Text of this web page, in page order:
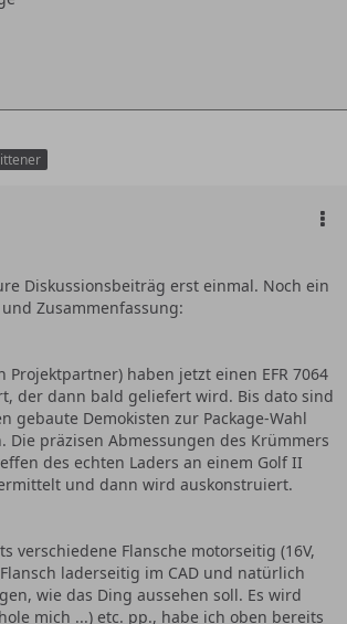
Diskussionsbeiträg erst einmal. Noch ein
Zusammenfassung:
Projektpartner) haben jetzt einen EFR 7064
der dann bald geliefert wird. Bis dato sind
gebaute Demokisten zur Package-Wahl
Die präzisen Abmessungen des Krümmers
des echten Laders an einem Golf II
und dann wird auskonstruiert.
verschiedene Flansche motorseitig (16V,
laderseitig im CAD und natürlich
wie das Ding aussehen soll. Es wird
mich ...) etc. pp., habe ich oben bereits